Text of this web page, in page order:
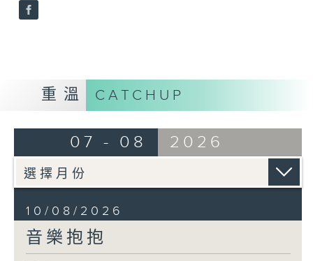
重溫 CATCHUP
07 - 08 2026
10/08/2026
音樂抱抱